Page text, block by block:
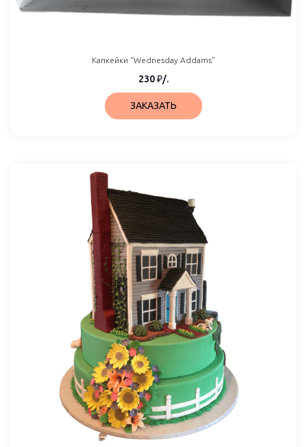
Капкейки “Wednesday Addams”
230₽/.
ЗАКАЗАТЬ